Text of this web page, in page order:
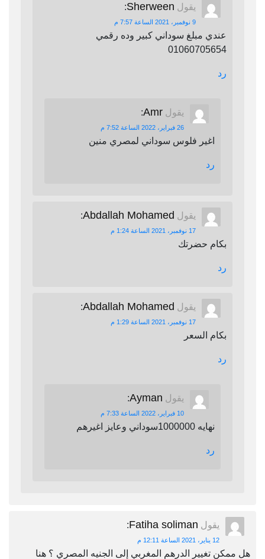
يقول Sherween
:
9 نوفمبر، 2021 الساعة 7:57 م
عندي مبلغ سوداني كبير وده رقمي
01060705654
رد
يقول Amr
:
26 فبراير، 2022 الساعة 7:52 م
اغير فلوس سوداني لمصري منين
رد
يقول Abdallah Mohamed
:
17 نوفمبر، 2021 الساعة 1:24 م
بكام حضرتك
رد
يقول Abdallah Mohamed
:
17 نوفمبر، 2021 الساعة 1:29 م
بكام السعر
رد
يقول Ayman
:
10 فبراير، 2022 الساعة 7:33 م
نهايه 1000000سوداني وعايز اغيرهم
رد
يقول Fatiha soliman
:
12 يناير، 2021 الساعة 12:11 م
هل ممكن تغيير الدرهم المغربي إلى الجنيه المصري ؟ هنا